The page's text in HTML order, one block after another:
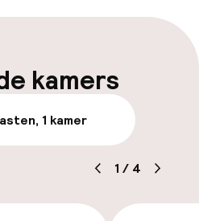
mogelijk
kamers
1 kamer
1 / 4